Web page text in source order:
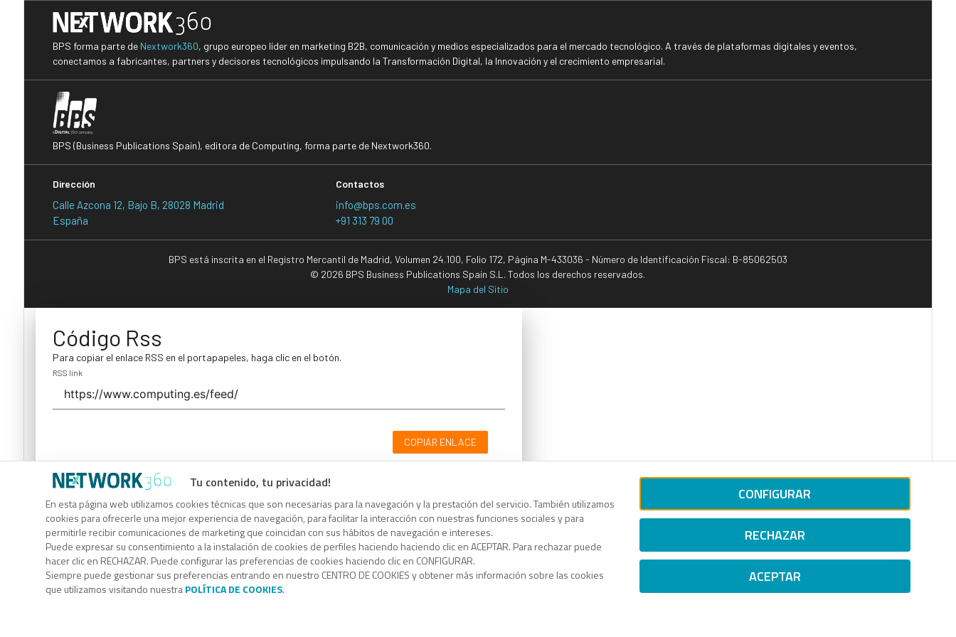
Tu contenido, tu privacidad!
En esta página web utilizamos cookies técnicas que son necesarias para la navegación y la prestación del servicio. También utilizamos
cookies para ofrecerle una mejor experiencia de navegación, para facilitar la interacción con nuestras funciones sociales y para
permitirle recibir comunicaciones de marketing que coincidan con sus hábitos de navegación e intereses.
Puede expresar su consentimiento a la instalación de cookies de perfiles haciendo haciendo clic en ACEPTAR. Para rechazar puede
hacer clic en RECHAZAR. Puede configurar las preferencias de cookies haciendo clic en CONFIGURAR.
Siempre puede gestionar sus preferencias entrando en nuestro CENTRO DE COOKIES y obtener más información sobre las cookies
que utilizamos visitando nuestraPOLÍTICA DE COOKIES.
CONFIGURAR
RECHAZAR
ACEPTAR
BPS forma parte de Nextwork360, grupo europeo líder en marketing B2B, comunicación y medios especializados para el mercado tecnológico. A través de plataformas digitales y eventos,
conectamos a fabricantes, partners y decisores tecnológicos impulsando la Transformación Digital, la Innovación y el crecimiento empresarial.
BPS (Business Publications Spain), editora de Computing, forma parte de Nextwork360.
Dirección
Calle Azcona 12, Bajo B, 28028 Madrid
España
Contactos
info@bps.com.es
+91 313 79 00
BPS está inscrita en el Registro Mercantil de Madrid, Volumen 24.100, Folio 172, Página M-433036 - Número de Identificación Fiscal: B-85062503
© 2026 BPS Business Publications Spain S.L. Todos los derechos reservados.
Mapa del Sitio
Código Rss
Para copiar el enlace RSS en el portapapeles, haga clic en el botón.
RSS link
COPIAR ENLACE
Código Rss
Para copiar el enlace RSS en el portapapeles, haga clic en el botón.